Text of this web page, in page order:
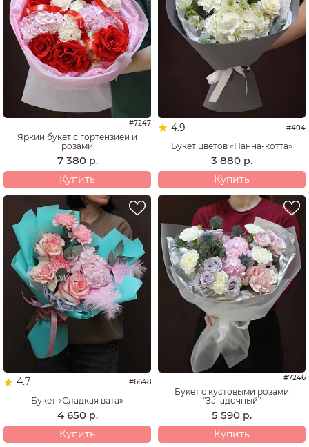
#7247
Яркий букет с гортензией и
розами
7 380 р.
Купить
4.9 #404
Букет цветов «Панна-котта»
3 880 р.
Купить
4.7 #6648
Букет «Сладкая вата»
4 650 р.
Купить
#7246
Букет с кустовыми розами
"Загадочный"
5 590 р.
Купить